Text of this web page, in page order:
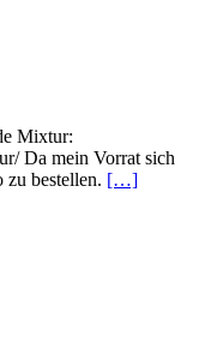
Mixtur:
Da mein Vorrat sich
bestellen. […]